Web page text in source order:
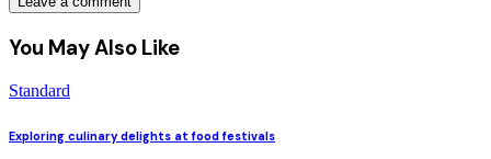
You May Also Like
Standard
Exploring culinary delights at food festivals